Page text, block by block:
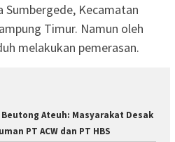
Sumbergede, Kecamatan
Timur. Namun oleh
melakukan pemerasan.
Ateuh: Masyarakat Desak
PT ACW dan PT HBS